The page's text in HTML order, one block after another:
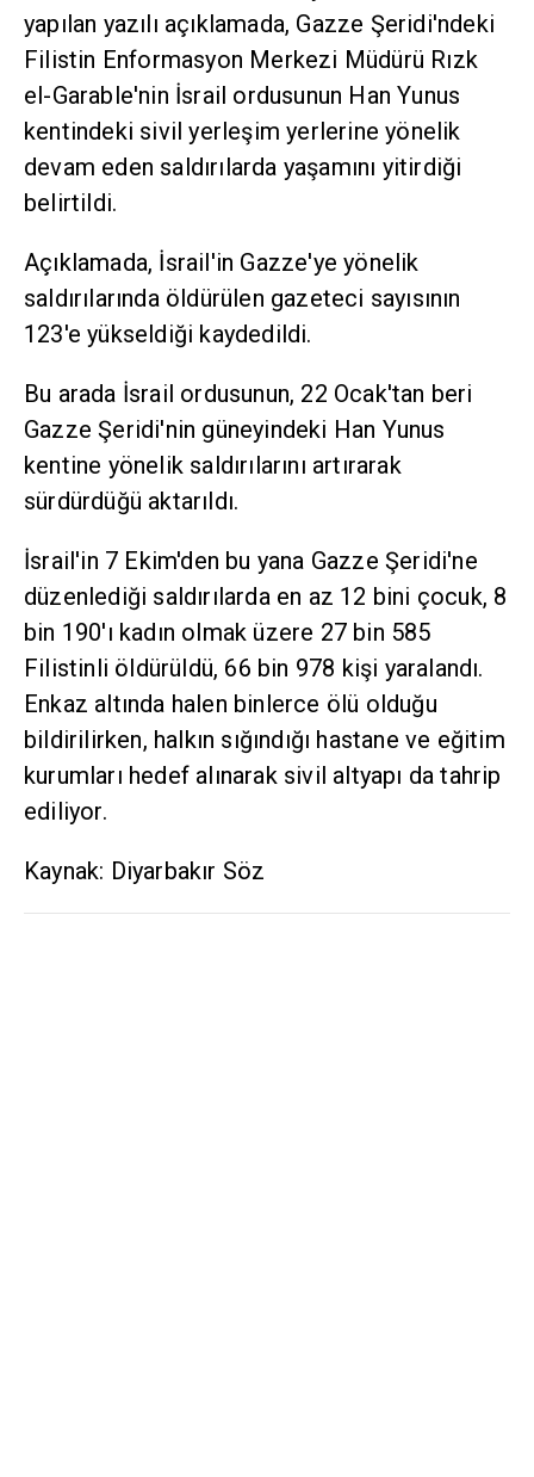
yapılan yazılı açıklamada, Gazze Şeridi'ndeki
Filistin Enformasyon Merkezi Müdürü Rızk
el-Garable'nin İsrail ordusunun Han Yunus
kentindeki sivil yerleşim yerlerine yönelik
devam eden saldırılarda yaşamını yitirdiği
belirtildi.
Açıklamada, İsrail'in Gazze'ye yönelik
saldırılarında öldürülen gazeteci sayısının
123'e yükseldiği kaydedildi.
Bu arada İsrail ordusunun, 22 Ocak'tan beri
Gazze Şeridi'nin güneyindeki Han Yunus
kentine yönelik saldırılarını artırarak
sürdürdüğü aktarıldı.
İsrail'in 7 Ekim'den bu yana Gazze Şeridi'ne
düzenlediği saldırılarda en az 12 bini çocuk, 8
bin 190'ı kadın olmak üzere 27 bin 585
Filistinli öldürüldü, 66 bin 978 kişi yaralandı.
Enkaz altında halen binlerce ölü olduğu
bildirilirken, halkın sığındığı hastane ve eğitim
kurumları hedef alınarak sivil altyapı da tahrip
ediliyor.
Kaynak: Diyarbakır Söz